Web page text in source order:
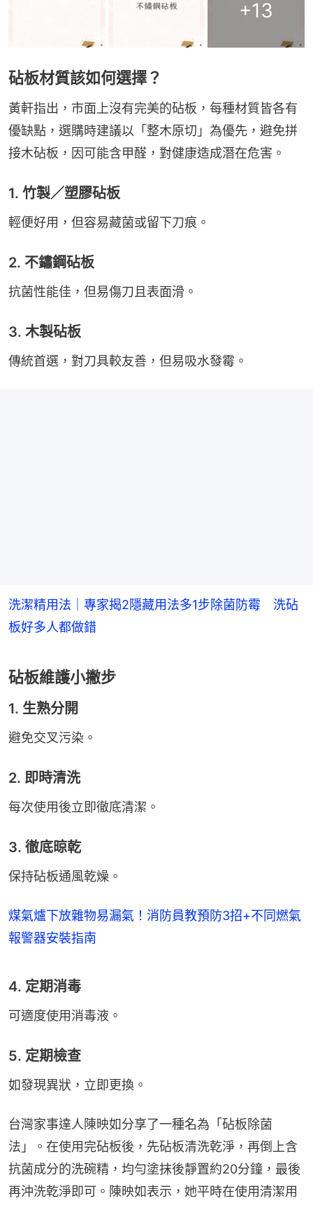
+13
砧板材質該如何選擇？
黃軒指出，市面上沒有完美的砧板，每種材質皆各有
優缺點，選購時建議以「整木原切」為優先，避免拼
接木砧板，因可能含甲醛，對健康造成潛在危害。
1. 竹製／塑膠砧板
輕便好用，但容易藏菌或留下刀痕。
2. 不鏽鋼砧板
抗菌性能佳，但易傷刀且表面滑。
3. 木製砧板
傳統首選，對刀具較友善，但易吸水發霉。
洗潔精用法｜專家揭2隱藏用法多1步除菌防霉 洗砧
板好多人都做錯
砧板維護小撇步
1. 生熟分開
避免交叉污染。
2. 即時清洗
每次使用後立即徹底清潔。
3. 徹底晾乾
保持砧板通風乾燥。
煤氣爐下放雜物易漏氣！消防員教預防3招+不同燃氣
報警器安裝指南
4. 定期消毒
可適度使用消毒液。
5. 定期檢查
如發現異狀，立即更換。
台灣家事達人陳映如分享了一種名為「砧板除菌
法」。在使用完砧板後，先砧板清洗乾淨，再倒上含
抗菌成分的洗碗精，均勻塗抹後靜置約20分鐘，最後
再沖洗乾淨即可。陳映如表示，她平時在使用清潔用